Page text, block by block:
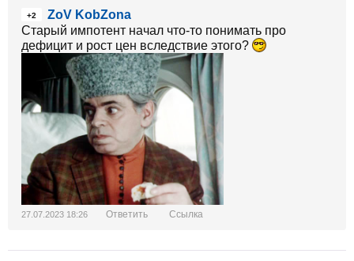
+2
ZoV KobZona
Старый импотент начал что-то понимать про
дефицит и рост цен вследствие этого?
27.07.2023 18:26 Ответить Ссылка